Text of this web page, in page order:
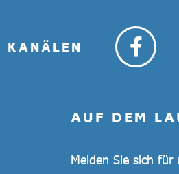
KANÄLEN
AUF DEM
Melden Sie sich für